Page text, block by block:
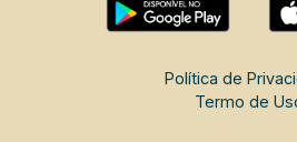
Política de
Termo de